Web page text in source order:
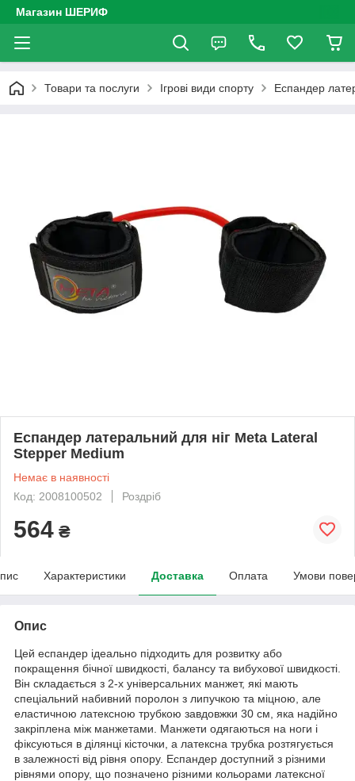
Магазин ШЕРИФ
Товари та послуги Ігрові види спорту Еспандер
Еспандер латеральний для ніг Meta Lateral
Stepper Medium
Немає в наявності
Код: 2008100502
Роздріб
564 ₴
Характеристики Доставка Оплата Умови
Опис
Цей еспандер ідеально підходить для розвитку або
покращення бічної швидкості, балансу та вибухової швидкості.
Він складається з 2-х універсальних манжет, які мають
спеціальний набивний поролон з липучкою та міцною, але
еластичною латексною трубкою завдовжки 30 см, яка надійно
закріплена між манжетами. Манжети одягаються на ноги і
фіксуються в ділянці кісточки, а латексна трубка розтягується
в залежності від рівня опору. Еспандер доступний з різними
рівнями опору, що позначено різними кольорами латексної